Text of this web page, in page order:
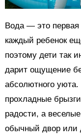
Вода — это первая
каждый ребенок
поэтому дети так
дарит ощущение
абсолютного
прохладные
радости, а
обычный двор или